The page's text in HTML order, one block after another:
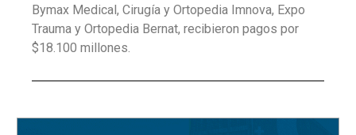
Bymax Medical, Cirugía y Ortopedia Imnova, Expo
Trauma y Ortopedia Bernat, recibieron pagos por
$18.100 millones.